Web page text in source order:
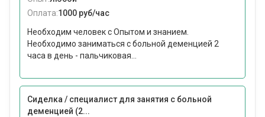
Оплата:1000 руб/час
Необходим человек с Опытом и знанием.
Необходимо заниматься с больной деменцией 2
часа в день - пальчиковая...
Сиделка / специалист для занятия с больной
деменцией (2...